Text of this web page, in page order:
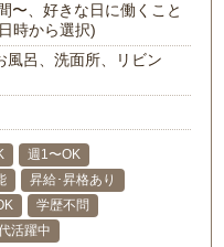
〜、好きな日に働くこと
時から選択)
風呂、洗面所、リビン
週1〜OK
昇給･昇格あり
学歴不問
活躍中